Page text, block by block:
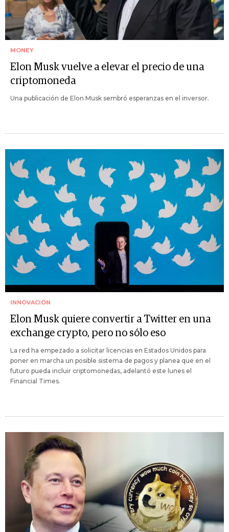
MONEY
Elon Musk vuelve a elevar el precio de una
criptomoneda
Una publicación de Elon Musk sembró esperanzas en el inversor.
INNOVACIÓN
Elon Musk quiere convertir a Twitter en una
exchange crypto, pero no sólo eso
La red ha empezado a solicitar licencias en Estados Unidos para
poner en marcha un posible sistema de pagos y planea que en el
futuro pueda incluir criptomonedas, adelantó este lunes el
Financial Times.